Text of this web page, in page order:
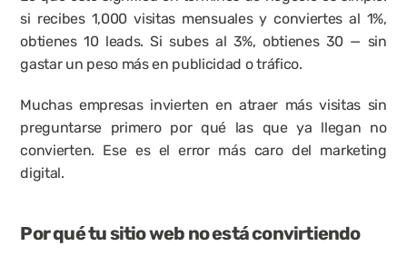
si recibes 1,000 visitas mensuales y conviertes al 1%,
obtienes 10 leads. Si subes al 3%, obtienes 30 — sin
gastar un peso más en publicidad o tráfico.
Muchas empresas invierten en atraer más visitas sin
preguntarse primero por qué las que ya llegan no
convierten. Ese es el error más caro del marketing
digital.
Por qué tu sitio web no está convirtiendo